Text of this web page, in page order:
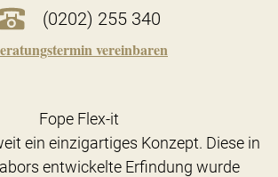
(0202) 255 340
vereinbaren
Fope Flex-it
ein einzigartiges Konzept. Diese in
entwickelte Erfindung wurde